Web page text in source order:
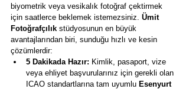
biyometrik veya vesikalık fotoğraf çektirmek
için saatlerce beklemek istemezsiniz. Ümit
Fotoğrafçılık stüdyosunun en büyük
avantajlarından biri, sunduğu hızlı ve kesin
çözümlerdir:
5 Dakikada Hazır: Kimlik, pasaport, vize
veya ehliyet başvurularınız için gerekli olan
ICAO standartlarına tam uyumlu Esenyurt